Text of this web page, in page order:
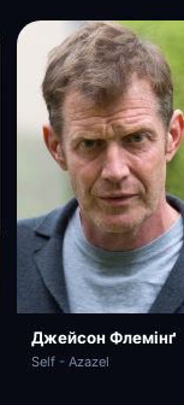
Джейсон Флемінґ
Self - Azazel